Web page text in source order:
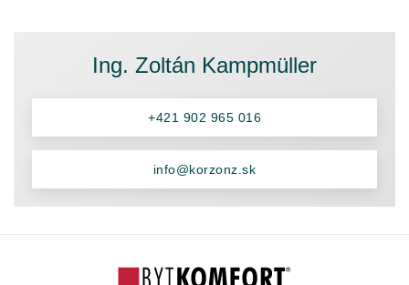
Ing. Zoltán Kampmüller
+421 902 965 016
info@korzonz.sk